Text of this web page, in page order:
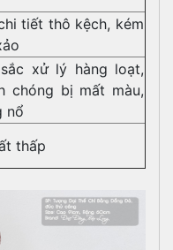
tiết thô kệch, kém
xử lý hàng loạt,
chóng bị mất màu,
nổ
thấp